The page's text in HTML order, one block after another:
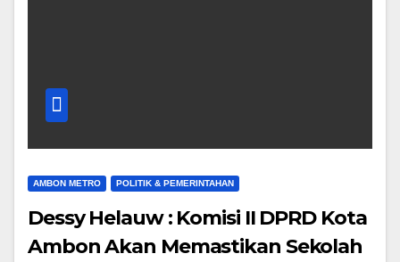
AMBON METRO POLITIK & PEMERINTAHAN
Dessy Helauw : Komisi II DPRD Kota
Ambon Akan Memastikan Sekolah